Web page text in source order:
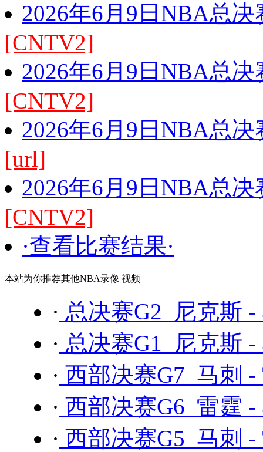
2026年6月9日NBA总
[CNTV2]
2026年6月9日NBA总
[CNTV2]
2026年6月9日NBA总
[url]
2026年6月9日NBA总
[CNTV2]
·查看比赛结果·
本站为你推荐其他NBA录像 视频
· 总决赛G2 尼克斯
· 总决赛G1 尼克斯
· 西部决赛G7 马刺
· 西部决赛G6 雷霆
· 西部决赛G5 马刺